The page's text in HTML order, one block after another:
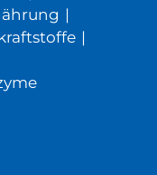
|
|